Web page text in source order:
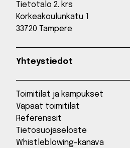
Tietotalo 2. krs
Korkeakoulunkatu 1
33720 Tampere
Yhteystiedot
Toimitilat ja kampukset
Vapaat toimitilat
Referenssit
Tietosuojaseloste
Whistleblowing-kanava